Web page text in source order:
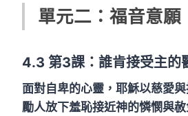
單元二：福音意願
4.3 第3課：誰肯接受主的
面對自卑的心靈，耶穌以慈愛
勵人放下羞恥接近神的憐憫與赦